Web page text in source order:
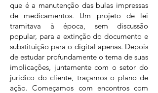
que é a manutenção das bulas impressas
de medicamentos. Um projeto de lei
tramitava à época, sem discussão
popular, para a extinção do documento e
substituição para o digital apenas. Depois
de estudar profundamente o tema de suas
implicações, juntamente com o setor do
jurídico do cliente, traçamos o plano de
ação. Começamos com encontros com